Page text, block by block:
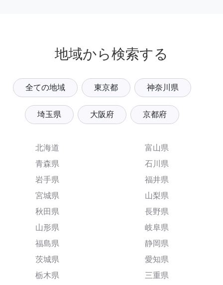
地域から検索する
全ての地域 東京都 神奈川県
埼玉県 大阪府 京都府
北海道
青森県
岩手県
宮城県
秋田県
山形県
福島県
茨城県
栃木県
富山県
石川県
福井県
山梨県
長野県
岐阜県
静岡県
愛知県
三重県